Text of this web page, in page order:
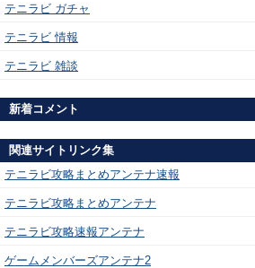
テニラビ ガチャ
テニラビ 情報
テニラビ 雑談
新着コメント
関連サイトリンク集
テニラビ攻略まとめアンテナ速報
テニラビ攻略まとめアンテナ
テニラビ攻略速報アンテナ
ゲームメンバーズアンテナ2